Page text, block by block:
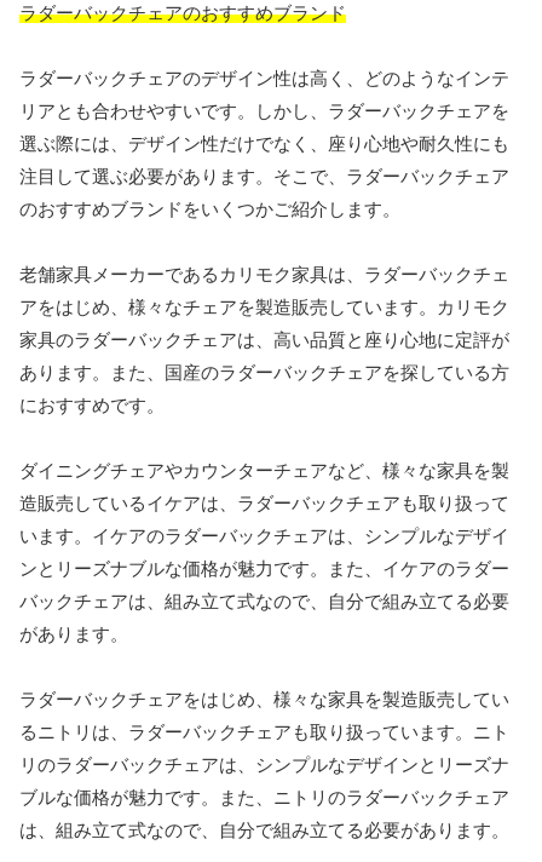
ラダーバックチェアのおすすめブランド
ラダーバックチェアのデザイン性は高く、どのようなインテ
リアとも合わせやすいです。しかし、ラダーバックチェアを
選ぶ際には、デザイン性だけでなく、座り心地や耐久性にも
注目して選ぶ必要があります。そこで、ラダーバックチェア
のおすすめブランドをいくつかご紹介します。
老舗家具メーカーであるカリモク家具は、ラダーバックチェ
アをはじめ、様々なチェアを製造販売しています。カリモク
家具のラダーバックチェアは、高い品質と座り心地に定評が
あります。また、国産のラダーバックチェアを探している方
におすすめです。
ダイニングチェアやカウンターチェアなど、様々な家具を製
造販売しているイケアは、ラダーバックチェアも取り扱って
います。イケアのラダーバックチェアは、シンプルなデザイ
ンとリーズナブルな価格が魅力です。また、イケアのラダー
バックチェアは、組み立て式なので、自分で組み立てる必要
があります。
ラダーバックチェアをはじめ、様々な家具を製造販売してい
るニトリは、ラダーバックチェアも取り扱っています。ニト
リのラダーバックチェアは、シンプルなデザインとリーズナ
ブルな価格が魅力です。また、ニトリのラダーバックチェア
は、組み立て式なので、自分で組み立てる必要があります。